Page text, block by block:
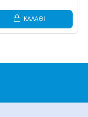
ΚΑΛΆΘΙ